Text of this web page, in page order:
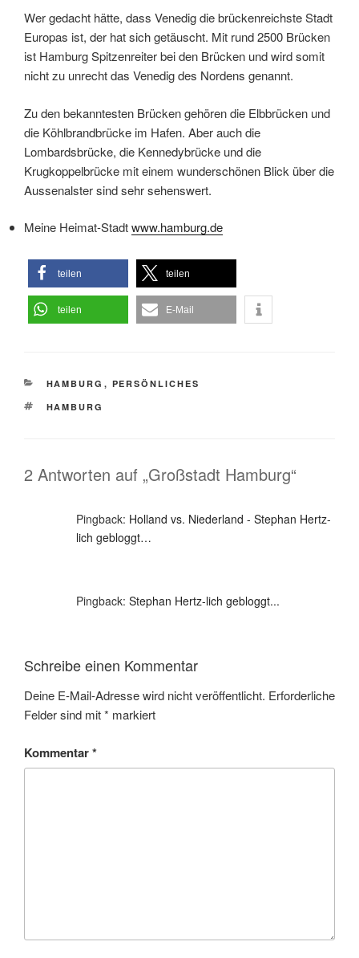
Wer gedacht hätte, dass Venedig die brückenreichste Stadt
Europas ist, der hat sich getäuscht. Mit rund 2500 Brücken
ist Hamburg Spitzenreiter bei den Brücken und wird somit
nicht zu unrecht das Venedig des Nordens genannt.
Zu den bekanntesten Brücken gehören die Elbbrücken und
die Köhlbrandbrücke im Hafen. Aber auch die
Lombardsbrücke, die Kennedybrücke und die
Krugkoppelbrücke mit einem wunderschönen Blick über die
Aussenalster sind sehr sehenswert.
Meine Heimat-Stadtwww.hamburg.de
teilen teilen
teilen E-Mail
KATEGORIEN
HAMBURG , PERSÖNLICHES
SCHLAGWÖRTER
HAMBURG
2 Antworten auf „Großstadt Hamburg“
Pingback: Holland vs. Niederland - Stephan Hertz-
lich gebloggt…
Pingback: Stephan Hertz-lich gebloggt...
Schreibe einen Kommentar
Deine E-Mail-Adresse wird nicht veröffentlicht. Erforderliche
Felder sind mit* markiert
Kommentar*